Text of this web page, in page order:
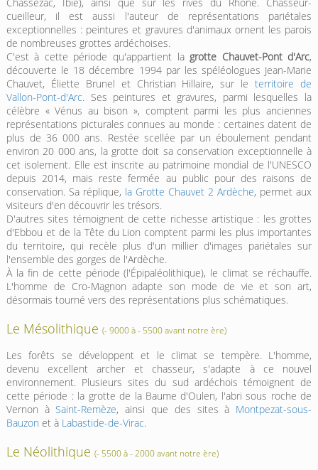
cueilleur, il est aussi l'auteur de représentations pariétales
exceptionnelles : peintures et gravures d'animaux ornent les parois
de nombreuses grottes ardéchoises.
C'est à cette période qu'appartient lagrotte Chauvet-Pont d'Arc,
découverte le 18 décembre 1994 par les spéléologues Jean-Marie
Chauvet, Éliette Brunel et Christian Hillaire, sur leterritoire de
Vallon-Pont-d'Arc. Ses peintures et gravures, parmi lesquelles la
célèbre « Vénus au bison », comptent parmi les plus anciennes
représentations picturales connues au monde : certaines datent de
plus de 36 000 ans. Restée scellée par un éboulement pendant
environ 20 000 ans, la grotte doit sa conservation exceptionnelle à
cet isolement. Elle est inscrite au patrimoine mondial de l'UNESCO
depuis 2014, mais reste fermée au public pour des raisons de
conservation. Sa réplique, la Grotte Chauvet 2 Ardèche, permet aux
visiteurs d'en découvrir les trésors.
D'autres sites témoignent de cette richesse artistique : les grottes
d'Ebbou et de la Tête du Lion comptent parmi les plus importantes
du territoire, qui recèle plus d'un millier d'images pariétales sur
l'ensemble des gorges de l'Ardèche.
À la fin de cette période (l'Épipaléolithique), le climat se réchauffe.
L'homme de Cro-Magnon adapte son mode de vie et son art,
désormais tourné vers des représentations plus schématiques.
Le Mésolithique (- 9000 à - 5500 avant notre ère)
Les forêts se développent et le climat se tempère. L'homme,
devenu excellent archer et chasseur, s'adapte à ce nouvel
environnement. Plusieurs sites du sud ardéchois témoignent de
cette période : la grotte de la Baume d'Oulen, l'abri sous roche de
Vernon à Saint-Remèze, ainsi que des sites à Montpezat-sous-
Bauzon et à Labastide-de-Virac.
Le Néolithique (- 5500 à - 2000 avant notre ère)